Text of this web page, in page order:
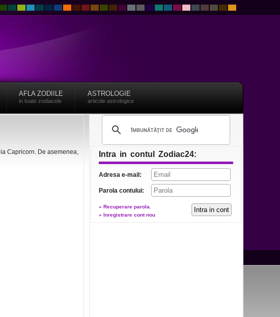
AFLA ZODIILE
in toate zodiacele
ASTROLOGIE
articole astrologice
Capricorn. De asemenea,
Intra in contul Zodiac24:
Adresa e-mail:
Parola contului:
» Recuperare parola.
» Inregistrare cont nou